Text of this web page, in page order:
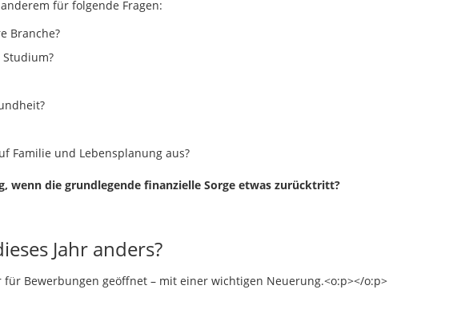
für folgende Fragen:
Branche?
Familie und Lebensplanung aus?
wenn die grundlegende finanzielle Sorge etwas zurücktritt?
Jahr anders?
Bewerbungen geöffnet – mit einer wichtigen Neuerung.<o:p></o:p>